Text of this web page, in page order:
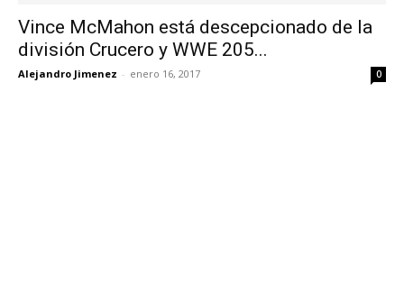
Vince McMahon está descepcionado de la
división Crucero y WWE 205...
Alejandro Jimenez - enero 16, 2017 0